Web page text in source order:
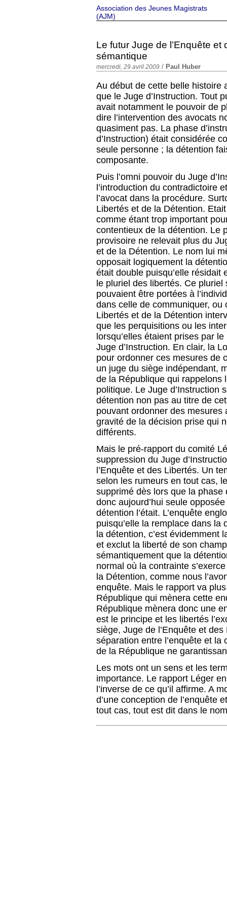
Association des Jeunes Magistrats
(AJM)
Le futur Juge de l’Enquête
sémantique
mercredi, 29 avril 2009 / Paul Huber
Au début de cette belle histoire
que le Juge d’Instruction. Tout
avait notamment le pouvoir de
dire l’intervention des avocats
quasiment pas. La phase
d’Instruction) était considérée
seule personne ; la détention
composante.
Puis l’omni pouvoir du Juge
l’introduction du contradictoire
l’avocat dans la procédure.
Libertés et de la Détention.
comme étant trop important
contentieux de la détention. Le
provisoire ne relevait plus du
et de la Détention. Le nom lui
opposait logiquement la
était double puisqu’elle
le pluriel des libertés. Ce
pouvaient être portées à
dans celle de communiquer,
Libertés et de la Détention
que les perquisitions ou les
lorsqu’elles étaient prises par
Juge d’Instruction. En clair, la
pour ordonner ces mesures de
un juge du siège indépendant,
de la République qui rappelons
politique. Le Juge d’Instruction
détention non pas au titre de
pouvant ordonner des
gravité de la décision prise qui
différents.
Mais le pré-rapport du comité
suppression du Juge
l’Enquête et des Libertés. Un
selon les rumeurs en tout cas,
supprimé dès lors que la phase
donc aujourd’hui seule
détention l’était. L’enquête
puisqu’elle la remplace dans
la détention, c’est évidemment
et exclut la liberté de son
sémantiquement que la
normal où la contrainte
la Détention, comme nous
enquête. Mais le rapport va
République qui mènera cette
République mènera donc une
est le principe et les libertés
siège, Juge de l’Enquête et
séparation entre l’enquête et la
de la République ne
Les mots ont un sens et les
importance. Le rapport Léger
l’inverse de ce qu’il affirme. A
d’une conception de l’enquête
tout cas, tout est dit dans le